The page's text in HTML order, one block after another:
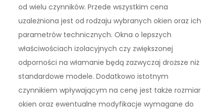
od wielu czynników. Przede wszystkim cena
uzależniona jest od rodzaju wybranych okien oraz ich
parametrów technicznych. Okna o lepszych
właściwościach izolacyjnych czy zwiększonej
odporności na włamanie będą zazwyczaj droższe niż
standardowe modele. Dodatkowo istotnym
czynnikiem wpływającym na cenę jest także rozmiar
okien oraz ewentualne modyfikacje wymagane do